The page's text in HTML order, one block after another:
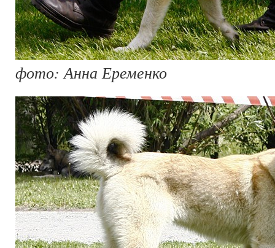
фото: Анна Еременко